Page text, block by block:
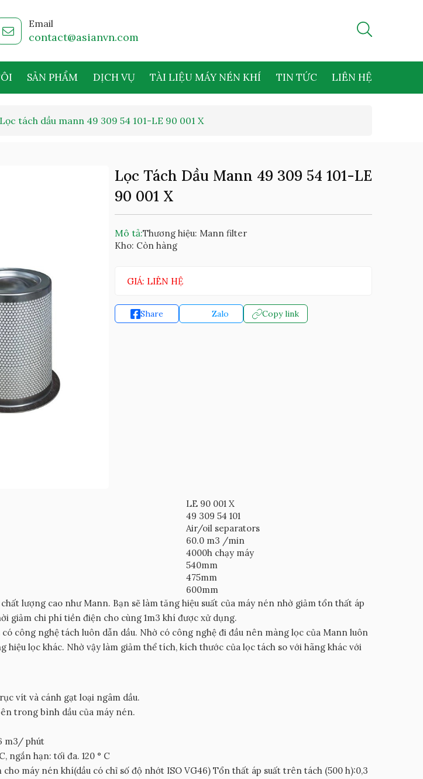
Email
contact@asianvn.com
SẢN PHẨM DỊCH VỤ TÀI LIỆU MÁY NÉN KHÍ TIN TỨC LIÊN HỆ
Lọc tách dầu mann 49 309 54 101-LE 90 001 X
Lọc Tách Dầu Mann 49 309 54 101-LE
90 001 X
Mô tả:Thương hiệu: Mann filter
Kho: Còn hàng
GIÁ: LIÊN HỆ
Share Zalo Copy link
LE 90 001 X
49 309 54 101
Air/oil separators
60.0 m3 /min
4000h chạy máy
540mm
475mm
600mm
lượng cao như Mann. Bạn sẽ làm tăng hiệu suất của máy nén nhờ giảm tổn thất áp
giảm chi phí tiền điện cho cùng 1m3 khí được xử dụng.
công nghệ tách luôn dẫn dầu. Nhờ có công nghệ đi đầu nên màng lọc của Mann luôn
hiệu lọc khác. Nhờ vậy làm giảm thể tích, kích thước của lọc tách so với hãng khác với
vít và cánh gạt loại ngâm dầu.
trong bình dầu của máy nén.
m3/ phút
ngắn hạn: tối đa. 120 ° C
máy nén khí(dầu có chỉ số độ nhớt ISO VG46) Tổn thất áp suất trên tách (500 h):0,3